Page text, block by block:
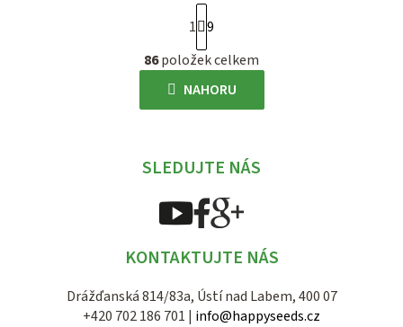
O
v
l
a
c
í
r
k
S
t
r
á
n
v
n
í
1 9
86položek celkem
NAHORU
SLEDUJTE NÁS
KONTAKTUJTE NÁS
Drážďanská 814/83a, Ústí nad Labem, 400 07
+420 702 186 701 | info@happyseeds.cz